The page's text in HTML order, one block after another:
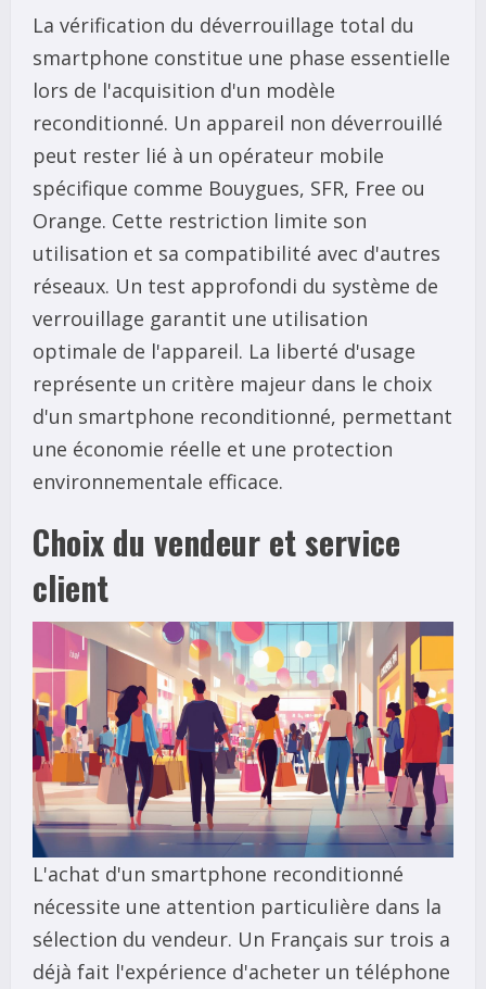
La vérification du déverrouillage total du
smartphone constitue une phase essentielle
lors de l'acquisition d'un modèle
reconditionné. Un appareil non déverrouillé
peut rester lié à un opérateur mobile
spécifique comme Bouygues, SFR, Free ou
Orange. Cette restriction limite son
utilisation et sa compatibilité avec d'autres
réseaux. Un test approfondi du système de
verrouillage garantit une utilisation
optimale de l'appareil. La liberté d'usage
représente un critère majeur dans le choix
d'un smartphone reconditionné, permettant
une économie réelle et une protection
environnementale efficace.
Choix du vendeur et service
client
L'achat d'un smartphone reconditionné
nécessite une attention particulière dans la
sélection du vendeur. Un Français sur trois a
déjà fait l'expérience d'acheter un téléphone